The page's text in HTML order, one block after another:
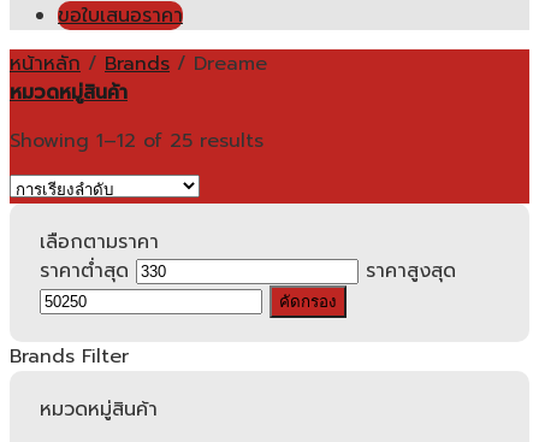
ขอใบเสนอราคา
หน้าหลัก / Brands / Dreame
หมวดหมู่สินค้า
Showing 1–12 of 25 results
เลือกตามราคา
ราคาต่ำสุด
ราคาสูงสุด
คัดกรอง
Brands Filter
หมวดหมู่สินค้า